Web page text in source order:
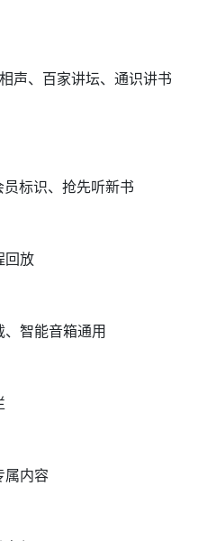
声、百家讲坛、通识讲书
标识、抢先听新书
回放
智能音箱通用
属内容